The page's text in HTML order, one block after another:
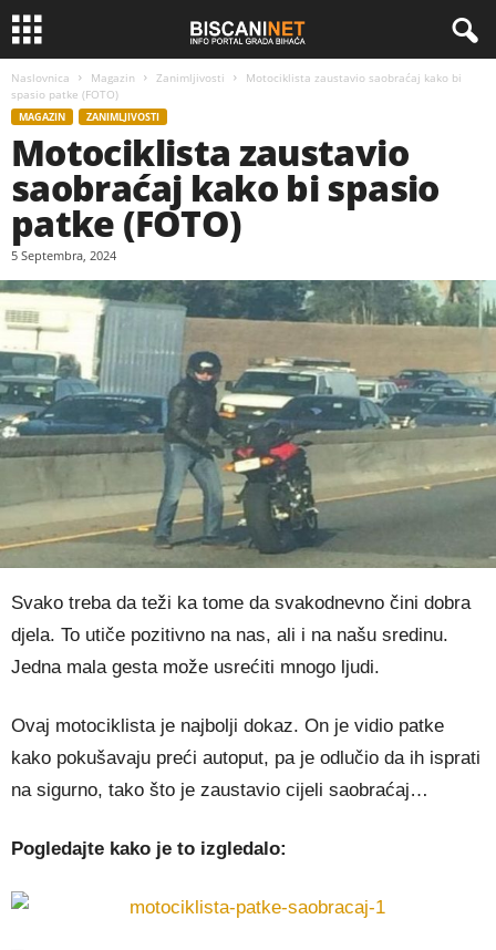
Naslovnica Magazin Zanimljivosti
Motociklista zaustavio saobraćaj kako bi
spasio patke (FOTO)
MAGAZIN ZANIMLJIVOSTI
Motociklista zaustavio
saobraćaj kako bi spasio
patke (FOTO)
5 Septembra, 2024
Svako treba da teži ka tome da svakodnevno čini dobra
djela. To utiče pozitivno na nas, ali i na našu sredinu.
Jedna mala gesta može usrećiti mnogo ljudi.
Ovaj motociklista je najbolji dokaz. On je vidio patke
kako pokušavaju preći autoput, pa je odlučio da ih isprati
na sigurno, tako što je zaustavio cijeli saobraćaj…
Pogledajte kako je to izgledalo: